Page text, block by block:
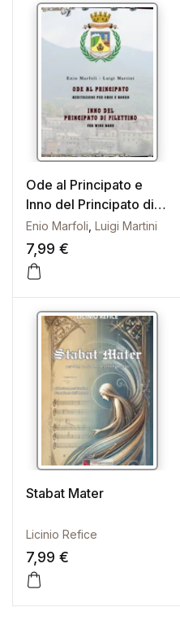
Ode al Principato e
Inno del Principato di
Filettino
Enio Marfoli Luigi Martini
7,99 €
Stabat Mater
Licinio Refice
7,99 €